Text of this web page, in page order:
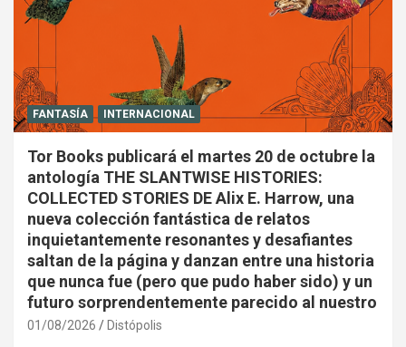
FANTASÍA INTERNACIONAL
Tor Books publicará el martes 20 de octubre la
antología THE SLANTWISE HISTORIES:
COLLECTED STORIES DE Alix E. Harrow, una
nueva colección fantástica de relatos
inquietantemente resonantes y desafiantes
saltan de la página y danzan entre una historia
que nunca fue (pero que pudo haber sido) y un
futuro sorprendentemente parecido al nuestro
01/08/2026 Distópolis